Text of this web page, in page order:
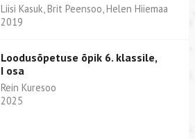
Liisi Kasuk, Brit Peensoo, Helen Hiiemaa
2019
Loodusõpetuse õpik 6. klassile,
I osa
Rein Kuresoo
2025